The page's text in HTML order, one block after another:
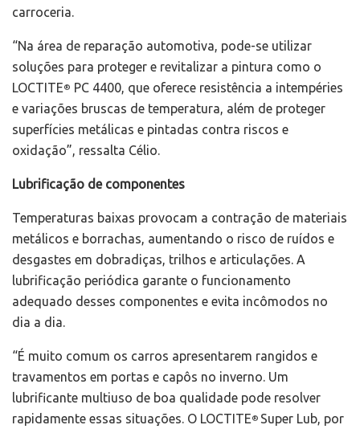
carroceria.
“Na área de reparação automotiva, pode-se utilizar
soluções para proteger e revitalizar a pintura como o
LOCTITE® PC 4400, que oferece resistência a intempéries
e variações bruscas de temperatura, além de proteger
superfícies metálicas e pintadas contra riscos e
oxidação”, ressalta Célio.
Lubrificação de componentes
Temperaturas baixas provocam a contração de materiais
metálicos e borrachas, aumentando o risco de ruídos e
desgastes em dobradiças, trilhos e articulações. A
lubrificação periódica garante o funcionamento
adequado desses componentes e evita incômodos no
dia a dia.
“É muito comum os carros apresentarem rangidos e
travamentos em portas e capôs no inverno. Um
lubrificante multiuso de boa qualidade pode resolver
rapidamente essas situações. O LOCTITE® Super Lub, por